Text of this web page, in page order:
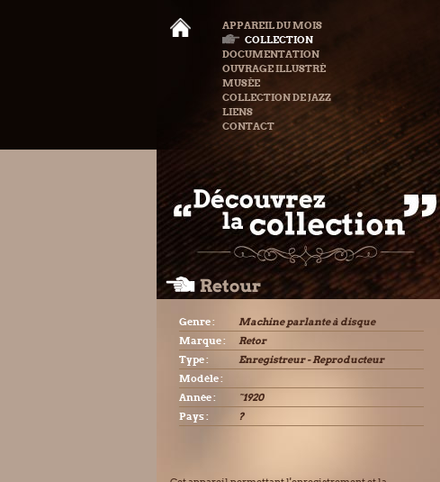
APPAREIL DU MOIS
COLLECTION
DOCUMENTATION
OUVRAGE ILLUSTRÉ
MUSÉE
COLLECTION DE JAZZ
LIENS
CONTACT
Genre :
Machine parlante à disque
Marque :
Retor
Type :
Enregistreur - Reproducteur
Modèle :
Année :
˜1920
Pays :
?